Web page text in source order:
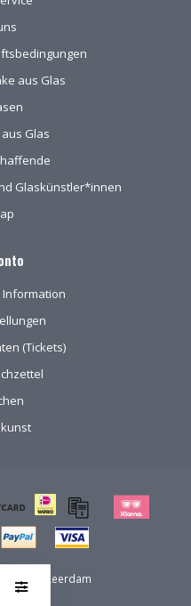
aus Glas
Glas
Glaskünstler*innen
(Tickets)
Glas Leerdam